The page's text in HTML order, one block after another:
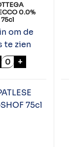
0.0%
75cl
om de
te zien
BOTTEGA
+